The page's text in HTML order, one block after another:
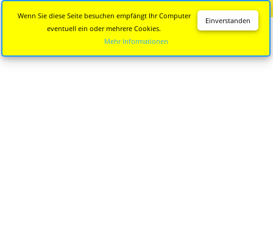
Einverstanden
Wenn Sie diese Seite besuchen empfängt Ihr Computer
eventuell ein oder mehrere Cookies.
Mehr Informationen